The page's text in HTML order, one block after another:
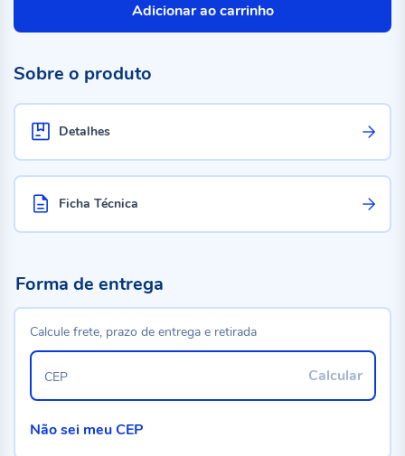
Adicionar ao carrinho
Sobre o produto
Detalhes
Ficha Técnica
Forma de entrega
Calcule frete, prazo de entrega e retirada
Calcular
CEP
Não sei meu CEP